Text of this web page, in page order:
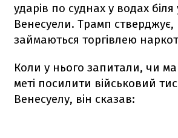
ударів по суднах у водах
Венесуели. Трамп
займаються торгівлею
Коли у нього запитали, чи
меті посилити військовий
Венесуелу, він сказав: